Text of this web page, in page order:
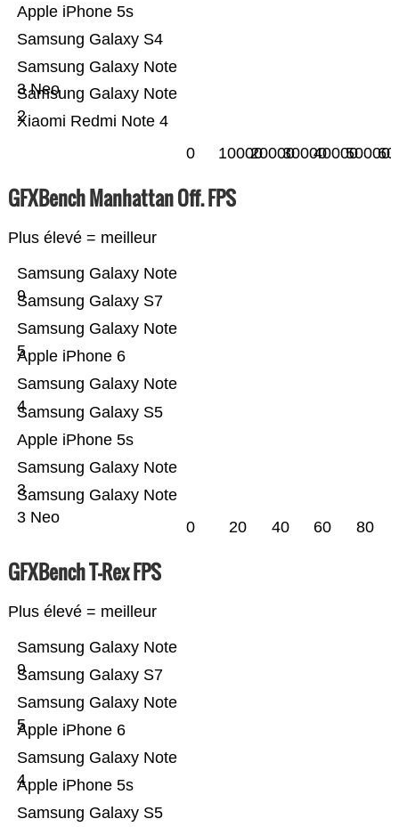
Xiaomi Redmi Note 4
Samsung Galaxy Note
2
Samsung Galaxy Note
3 Neo
Samsung Galaxy S4
Apple iPhone 5s
0 1000020000300004000050000
GFXBench Manhattan Off. FPS
Plus élevé = meilleur
Samsung Galaxy Note
3 Neo
Samsung Galaxy Note
3
Apple iPhone 5s
Samsung Galaxy S5
Samsung Galaxy Note
4
Apple iPhone 6
Samsung Galaxy Note
5
Samsung Galaxy S7
Samsung Galaxy Note
9
0 20 40 60 80
GFXBench T-Rex FPS
Plus élevé = meilleur
Samsung Galaxy S5
Apple iPhone 5s
Samsung Galaxy Note
4
Apple iPhone 6
Samsung Galaxy Note
5
Samsung Galaxy S7
Samsung Galaxy Note
9